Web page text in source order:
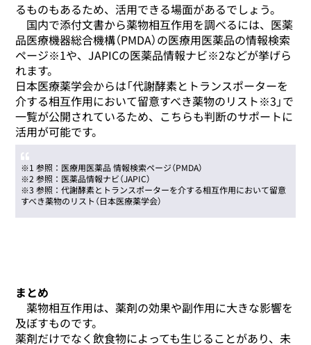
るものもあるため、活用できる場面があるでしょう。
国内で添付文書から薬物相互作用を調べるには、医薬
品医療機器総合機構（PMDA）の医療用医薬品の情報検索
ページ※1や、JAPICの医薬品情報ナビ※2などが挙げら
れます。
日本医療薬学会からは「代謝酵素とトランスポーターを
介する相互作用において留意すべき薬物のリスト※3」で
一覧が公開されているため、こちらも判断のサポートに
活用が可能です。
※1 参照： 医療用医薬品 情報検索ページ（PMDA）
※2 参照： 医薬品情報ナビ（JAPIC）
※3 参照：代謝酵素とトランスポーターを介する相互作用において留意
すべき薬物のリスト（日本医療薬学会）
まとめ
薬物相互作用は、薬剤の効果や副作用に大きな影響を
及ぼすものです。
薬剤だけでなく飲食物によっても生じることがあり、未